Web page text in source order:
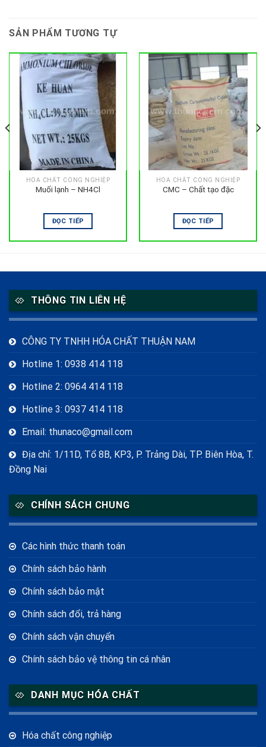
SẢN PHẨM TƯƠNG TỰ
HÓA CHẤT CÔNG NGHIỆP
Muối lạnh – NH4Cl
ĐỌC TIẾP
HÓA CHẤT CÔNG NGHIỆP
CMC – Chất tạo đặc
ĐỌC TIẾP
THÔNG TIN LIÊN HỆ
CÔNG TY TNHH HÓA CHẤT THUẬN NAM
Hotline 1: 0938 414 118
Hotline 2: 0964 414 118
Hotline 3: 0937 414 118
Email: thunaco@gmail.com
Địa chỉ: 1/11D, Tổ 8B, KP3, P. Trảng Dài, TP. Biên Hòa, T.
Đồng Nai
CHÍNH SÁCH CHUNG
Các hình thức thanh toán
Chính sách bảo hành
Chính sách bảo mật
Chính sách đổi, trả hàng
Chính sách vận chuyển
Chính sách bảo vệ thông tin cá nhân
DANH MỤC HÓA CHẤT
Hóa chất công nghiệp